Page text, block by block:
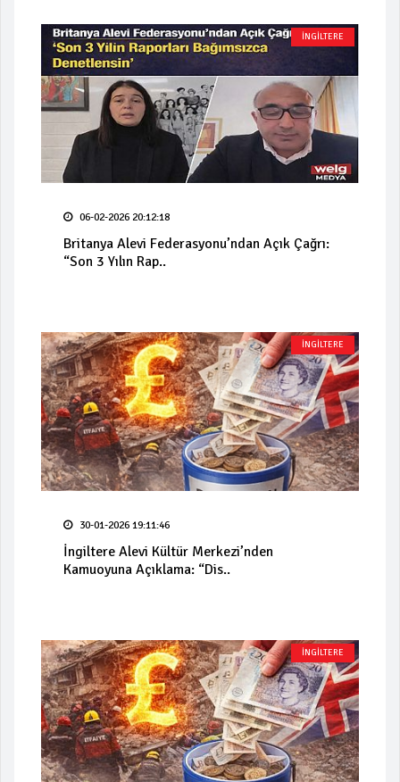
İNGİLTERE
06-02-2026 20:12:18
Britanya Alevi Federasyonu’ndan Açık Çağrı:
“Son 3 Yılın Rap..
İNGİLTERE
30-01-2026 19:11:46
İngiltere Alevi Kültür Merkezi’nden
Kamuoyuna Açıklama: “Dis..
İNGİLTERE